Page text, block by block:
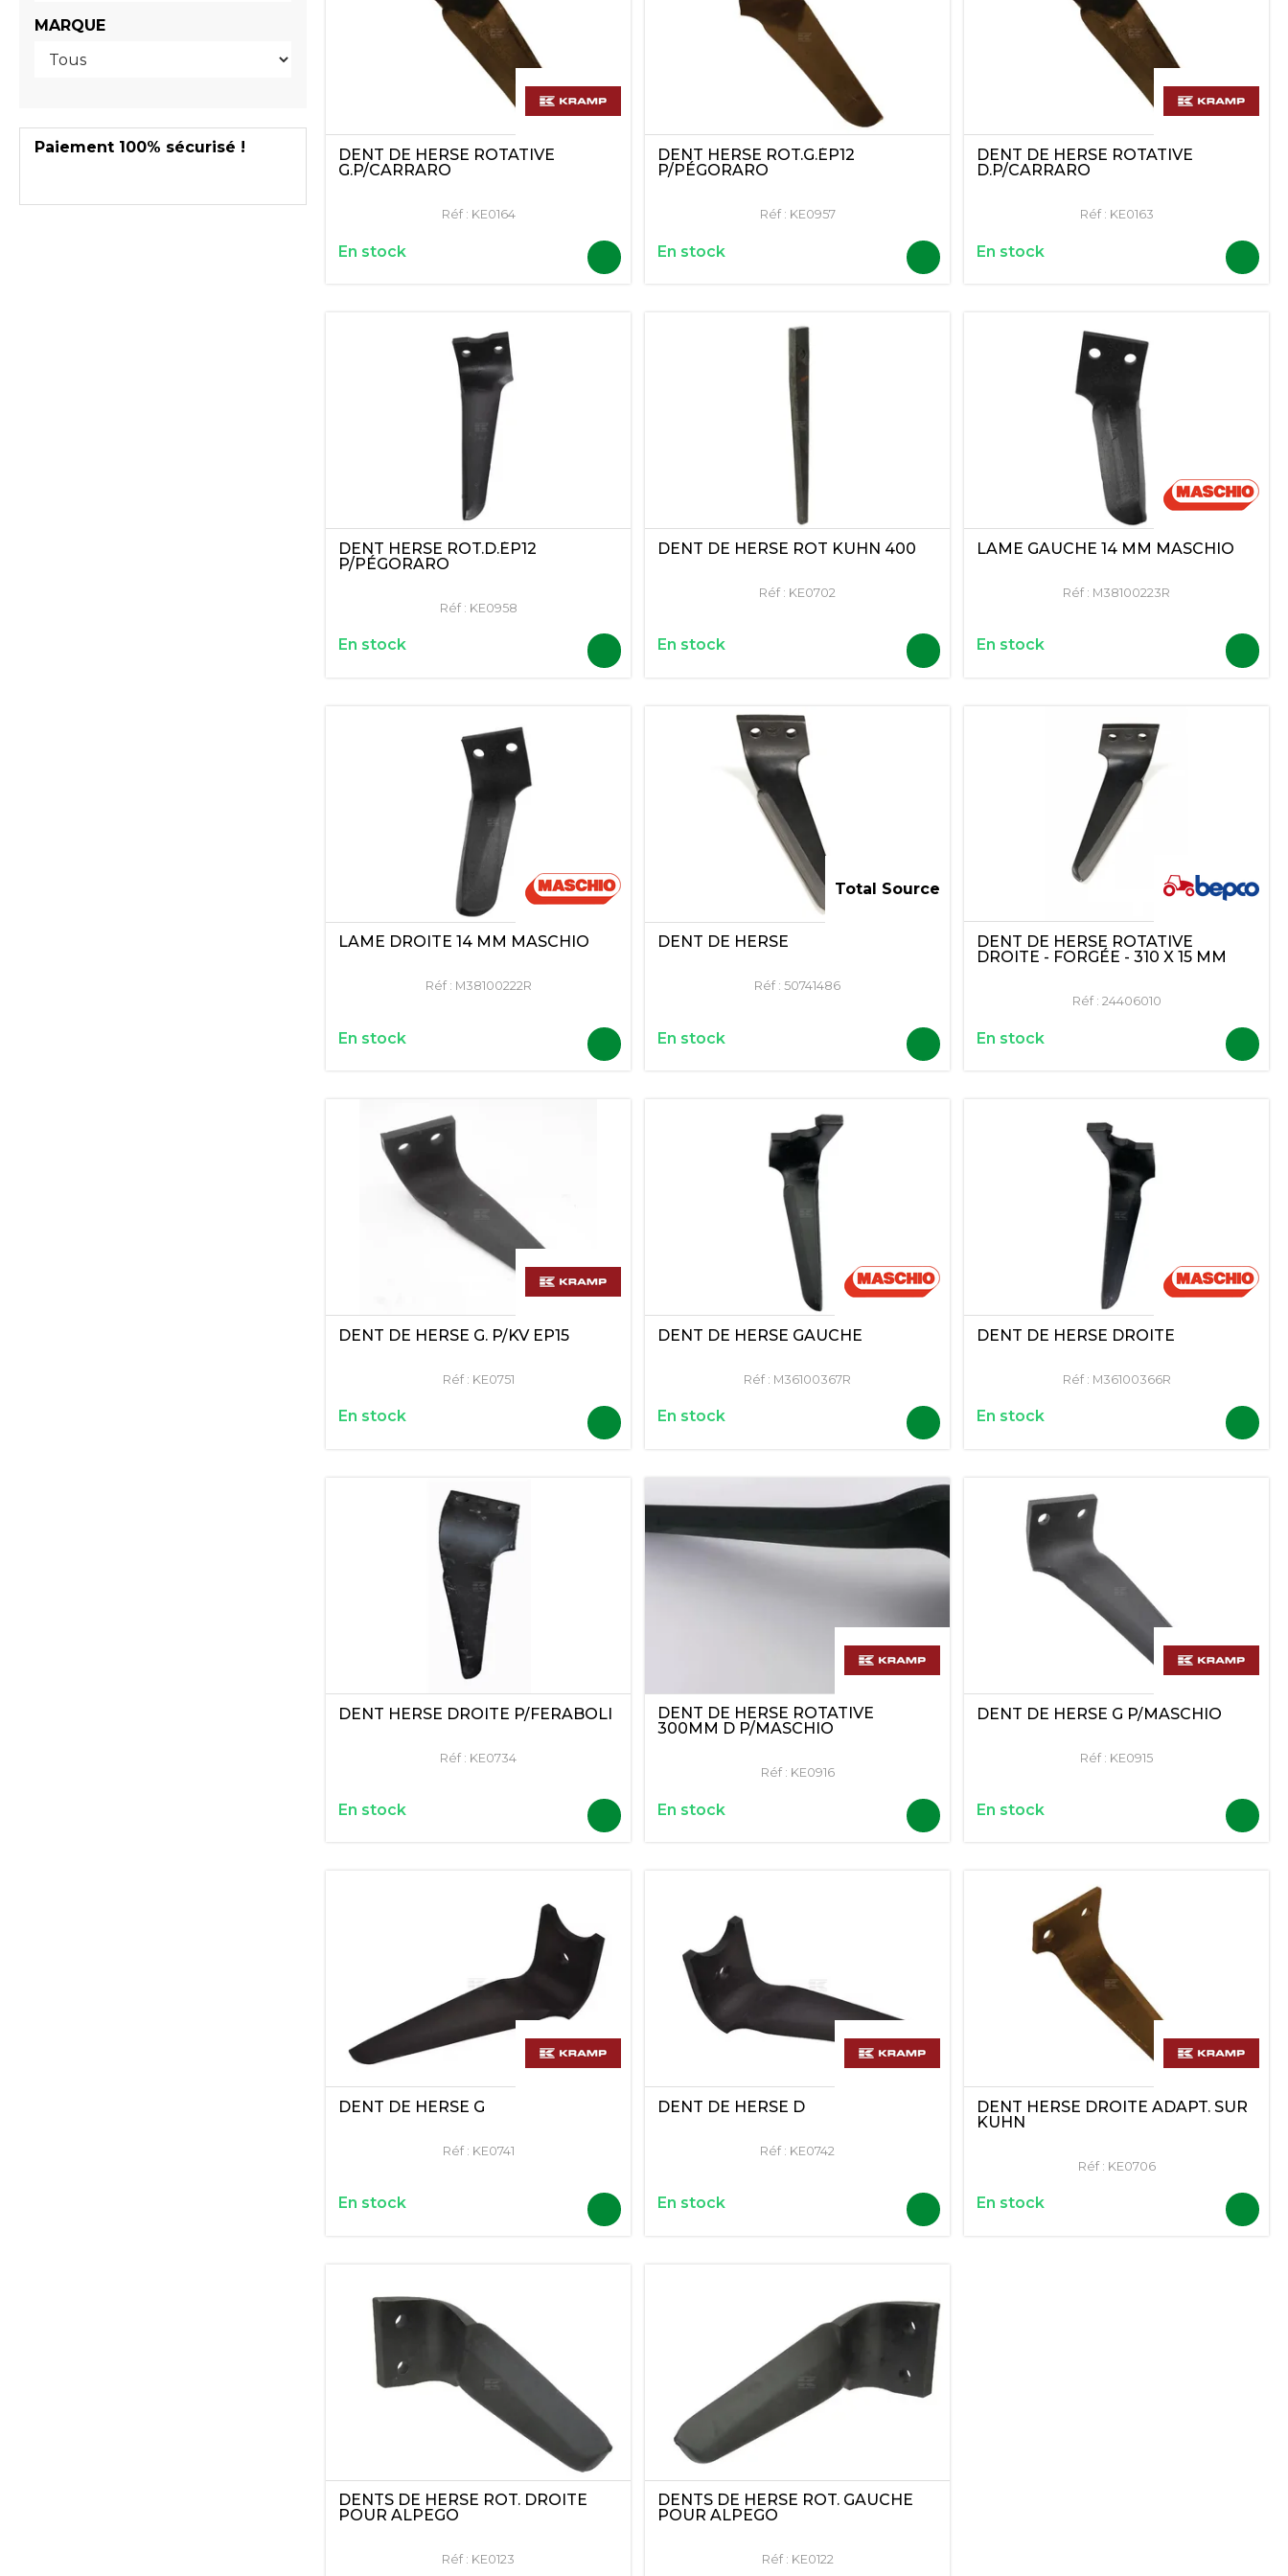
Paiement 100% sécurisé !
MARQUE
DENT DE HERSE ROTATIVE
G.P/CARRARO
Réf : KE0164
En stock
DENT HERSE ROT.G.ÉP12
P/PÉGORARO
Réf : KE0957
En stock
DENT DE HERSE ROTATIVE
D.P/CARRARO
Réf : KE0163
En stock
DENT HERSE ROT.D.ÉP12
P/PÉGORARO
Réf : KE0958
En stock
DENT DE HERSE ROT KUHN 400
Réf : KE0702
En stock
LAME GAUCHE 14 MM MASCHIO
Réf : M38100223R
En stock
LAME DROITE 14 MM MASCHIO
Réf : M38100222R
En stock
DENT DE HERSE
Réf : 50741486
Total Source
En stock
DENT DE HERSE ROTATIVE
DROITE - FORGÉE - 310 X 15 MM
Réf : 24406010
En stock
DENT DE HERSE G. P/KV EP15
Réf : KE0751
En stock
DENT DE HERSE GAUCHE
Réf : M36100367R
En stock
DENT DE HERSE DROITE
Réf : M36100366R
En stock
DENT HERSE DROITE P/FERABOLI
Réf : KE0734
En stock
DENT DE HERSE ROTATIVE
300MM D P/MASCHIO
Réf : KE0916
En stock
DENT DE HERSE G P/MASCHIO
Réf : KE0915
En stock
DENT DE HERSE G
Réf : KE0741
En stock
DENT DE HERSE D
Réf : KE0742
En stock
DENT HERSE DROITE ADAPT. SUR
KUHN
Réf : KE0706
En stock
DENTS DE HERSE ROT. DROITE
POUR ALPEGO
Réf : KE0123
DENTS DE HERSE ROT. GAUCHE
POUR ALPEGO
Réf : KE0122